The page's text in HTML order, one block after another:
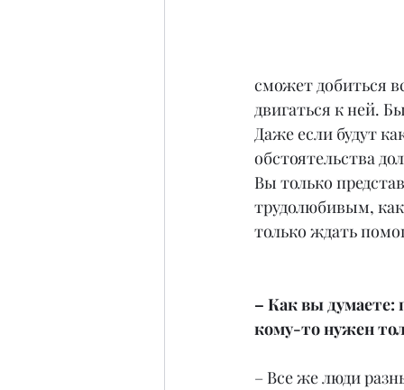
сможет добиться
двигаться к ней.
Даже если будут
обстоятельства
Вы только
трудолюбивым, как
только ждать
– Как вы думаете:
кому-то нужен
– Все же люди